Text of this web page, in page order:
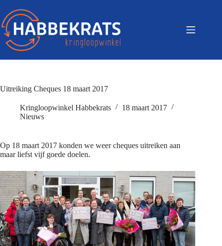
Uitreiking Cheques 18 maart 2017
Kringloopwinkel Habbekrats
18 maart 2017
Nieuws
Op 18 maart 2017 konden we weer cheques uitreiken aan
maar liefst vijf goede doelen.